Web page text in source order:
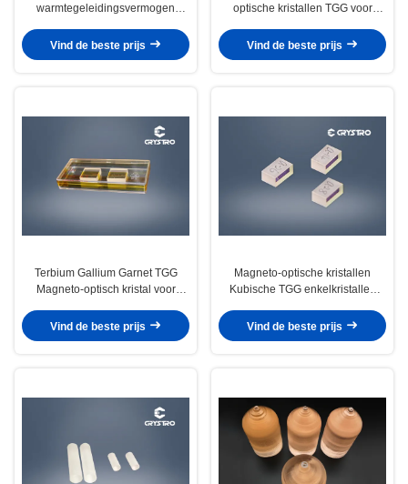
warmtegeleidingsvermogen
Garnet
Vind de beste prijs
optische kristallen TGG voor
Vind de beste prijs
Terbium Gallium Garnet TGG
Magneto-optisch kristal voor
Vind de beste prijs
Magneto-optische kristallen
Kubische TGG enkelkristallen
hoog vermogen
Vind de beste prijs